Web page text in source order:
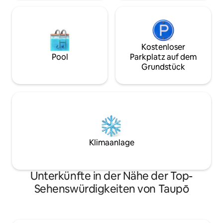
Pool
Kostenloser
Parkplatz auf dem
Grundstück
Klimaanlage
Unterkünfte in der Nähe der Top-
Sehenswürdigkeiten von Taupō